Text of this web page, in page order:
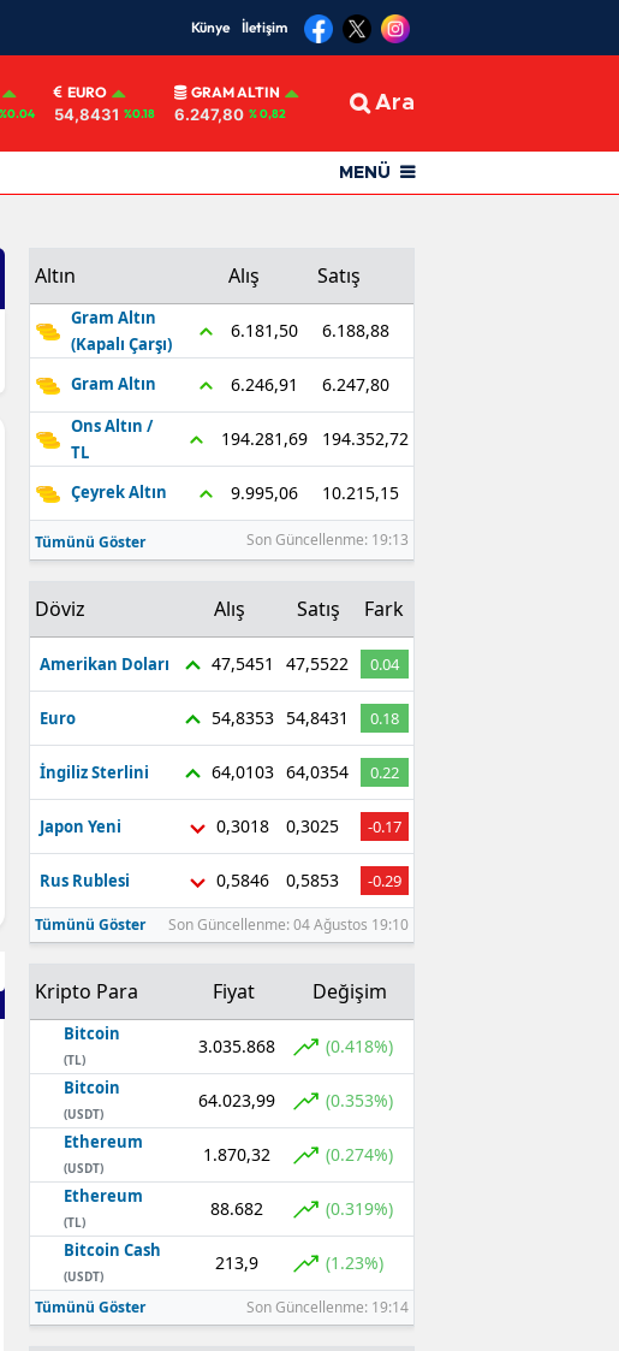
Künye İletişim
%0.04
EURO
54,8431 %0.18
GRAM ALTIN
6.247,80 % 0,82 Ara
MENÜ
Altın Alış Satış
Gram Altın
(Kapalı Çarşı)
6.181,50 6.188,88
Gram Altın 6.246,91 6.247,80
Ons Altın /
TL
194.281,69 194.352,72
Çeyrek Altın 9.995,06 10.215,15
Tümünü Göster Son Güncellenme: 19:13
Döviz Alış Satış Fark
Amerikan Doları 47,5451 47,5522 0.04
Euro 54,8353 54,8431 0.18
İngiliz Sterlini 64,0103 64,0354 0.22
Japon Yeni 0,3018 0,3025 -0.17
Rus Rublesi 0,5846 0,5853 -0.29
Tümünü Göster Son Güncellenme: 04 Ağustos 19:10
Kripto Para Fiyat Değişim
Bitcoin
(TL)
3.035.868 (0.418%)
Bitcoin
(USDT)
64.023,99 (0.353%)
Ethereum
(USDT)
1.870,32 (0.274%)
Ethereum
(TL)
88.682 (0.319%)
Bitcoin Cash
(USDT)
213,9 (1.23%)
Tümünü Göster Son Güncellenme: 19:14